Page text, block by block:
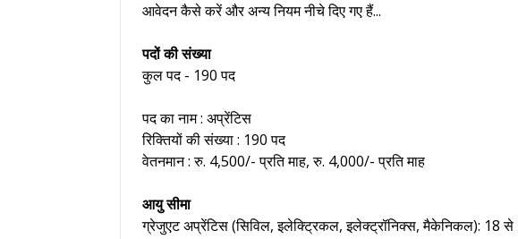
आवेदन कैसे करें और अन्य नियम नीचे दिए गए हैं...
पदों की संख्या
कुल पद - 190 पद
पद का नाम : अप्रेंटिस
रिक्तियों की संख्या : 190 पद
वेतनमान : रु. 4,500/- प्रति माह, रु. 4,000/- प्रति माह
आयु सीमा
ग्रेजुएट अप्रेंटिस (सिविल, इलेक्ट्रिकल, इलेक्ट्रॉनिक्स, मैकेनिकल): 18 से